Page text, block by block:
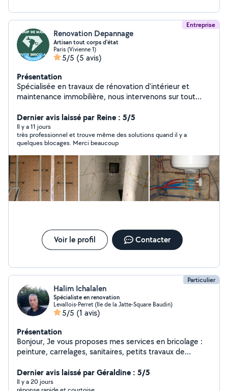
Entreprise
Renovation Depannage
Artisan tout corps d'état
Paris (Vivienne 1)
5/5 (5 avis)
Présentation
Spécialisée en travaux de rénovation d'intérieur et
maintenance immobilière, nous intervenons sur tout
commerces, copropriétés, maisons, bâtiments publics
et logements collectifs. Nos domaines d'intervention :
Maçonnerie générale : construction, rénovation,
agrandissements, ouvertures de murs porteurs, dalles
en béton. Placo et cloisons : tous types de plaques
(standard, hydrofuge, acoustique, coupe-feu),
cloisonnement, doublage, coffrage, pose de faux
plafonds. Peinture : intérieure et extérieure, préparation
soignée des supports, finitions haut de gamme. Isolation
complet, nettoyage, traitement hydrofuge et
protection des murs. Plomberie et chauffage :
dépannage (fuites, WC, robinets, chauffe-eau) .
Dernier avis laissé par Reine : 5/5
Il y a 11 jours
très professionnel et trouve même des solutions quand il y a
quelques blocages. Merci beaucoup
Voir le profil Contacter
Particulier
Halim Ichalalen
Spécialiste en renovation
Levallois-Perret (Ile de la Jatte-Square Baudin)
5/5 (1 avis)
Présentation
Bonjour, Je vous proposes mes services en bricolage :
peinture, carrelages, sanitaires, petits travaux de
fixation de tringles,.... Et en jardinage sur Paris et la
petite couronne. J'ai travaillé dans la rénovation
Dernier avis laissé par Géraldine : 5/5
Il y a 20 jours